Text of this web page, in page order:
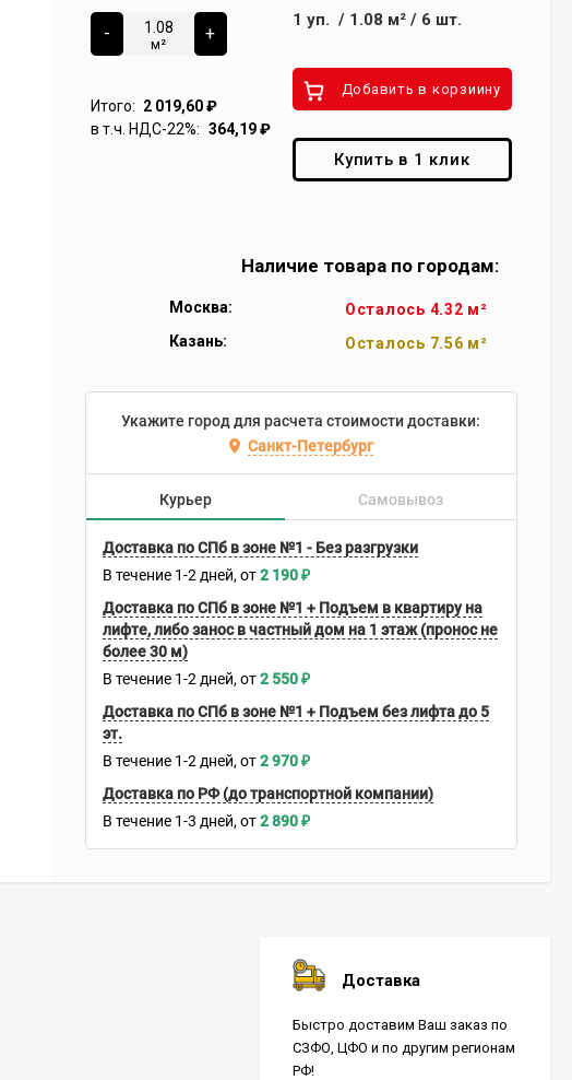
-
м²
+
Итого: 2 019,60₽
в т.ч. НДС-22%: 364,19₽
1 уп. / 1.08 м²/ 6 шт.
Добавить в корзиину
Купить в 1 клик
Наличие товара по городам:
Москва:
Осталось 4.32 м²
Казань:
Осталось 7.56 м²
Укажите город для расчета стоимости доставки:
Санкт-Петербург
Курьер Самовывоз
Доставка по СПб в зоне №1 - Без разгрузки
В течение 1-2 дней 2 190₽
Доставка по СПб в зоне №1 + Подъем в квартиру на
лифте, либо занос в частный дом на 1 этаж (пронос не
более 30 м)
В течение 1-2 дней 2 550₽
Доставка по СПб в зоне №1 + Подъем без лифта до 5
эт.
В течение 1-2 дней 2 970₽
Доставка по РФ (до транспортной компании)
В течение 1-3 дней 2 890₽
Доставка
Быстро доставим Ваш заказ по
СЗФО, ЦФО и по другим регионам
РФ!